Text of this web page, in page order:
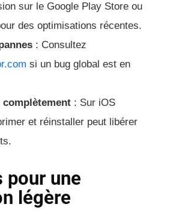
sur le Google Play Store ou
des optimisations récentes.
: Consultez
si un bug global est en
: Sur iOS
et réinstaller peut libérer
pour une
légère